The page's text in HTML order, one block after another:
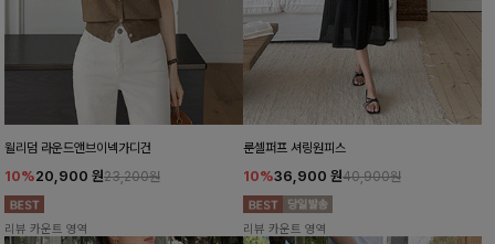
윌리덤 라운드앤브이넥가디건
10%20,900 원23,200원
리뷰 카운트 영역
룬셀퍼프 셔링원피스
10%36,900 원40,900원
리뷰 카운트 영역